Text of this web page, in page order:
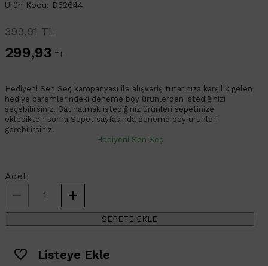
Ürün Kodu: D52644
399,91 TL
299,93 TL
Hediyeni Sen Seç kampanyası ile alışveriş tutarınıza karşılık gelen
hediye baremlerindeki deneme boy ürünlerden istediğinizi
seçebilirsiniz. Satınalmak istediğiniz ürünleri sepetinize
ekledikten sonra Sepet sayfasında deneme boy ürünleri
görebilirsiniz.
Hediyeni Sen Seç
Adet
SEPETE EKLE
Listeye Ekle